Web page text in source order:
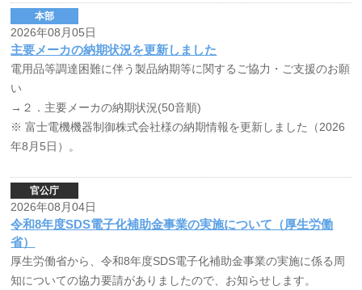
本部
2026年08月05日
主要メーカの納期状況を更新しました
電用品等調達困難に伴う製品納期等に関するご協力・ご支援のお願
い
→２．主要メーカの納期状況(50音順)
※ 富士電機機器制御株式会社様の納期情報を更新しました（2026
年8月5日）。
官公庁
2026年08月04日
令和8年度SDS電子化補助金事業の実施について（厚生労働
省）
厚生労働省から、令和8年度SDS電子化補助金事業の実施に係る周
知についての協力要請がありましたので、お知らせします。